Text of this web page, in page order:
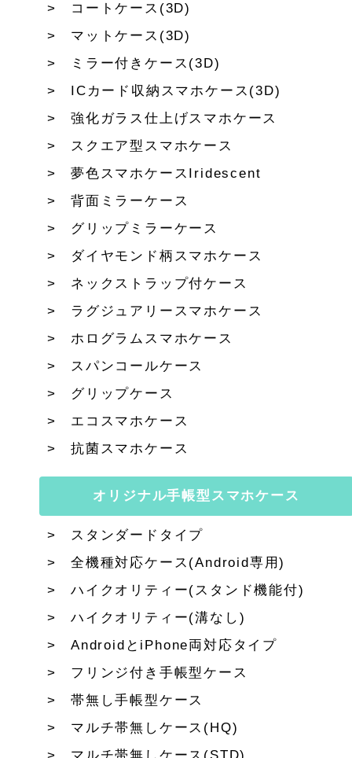
コートケース(3D)
マットケース(3D)
ミラー付きケース(3D)
ICカード収納スマホケース(3D)
強化ガラス仕上げスマホケース
スクエア型スマホケース
夢色スマホケースIridescent
背面ミラーケース
グリップミラーケース
ダイヤモンド柄スマホケース
ネックストラップ付ケース
ラグジュアリースマホケース
ホログラムスマホケース
スパンコールケース
グリップケース
エコスマホケース
抗菌スマホケース
オリジナル手帳型スマホケース
スタンダードタイプ
全機種対応ケース(Android専用)
ハイクオリティー(スタンド機能付)
ハイクオリティー(溝なし)
AndroidとiPhone両対応タイプ
フリンジ付き手帳型ケース
帯無し手帳型ケース
マルチ帯無しケース(HQ)